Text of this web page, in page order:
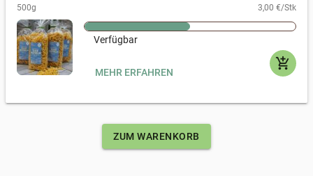
500g 3,00 €/Stk
Verfügbar
add_shopping_cart
MEHR ERFAHREN
ZUM WARENKORB